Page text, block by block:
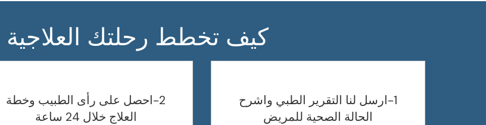
كيف تخطط رحلتك العلاجية
2-احصل على رأى الطبيب وخطة
العلاج خلال 24 ساعة
1-ارسل لنا التقرير الطبي واشرح
الحالة الصحية للمريض